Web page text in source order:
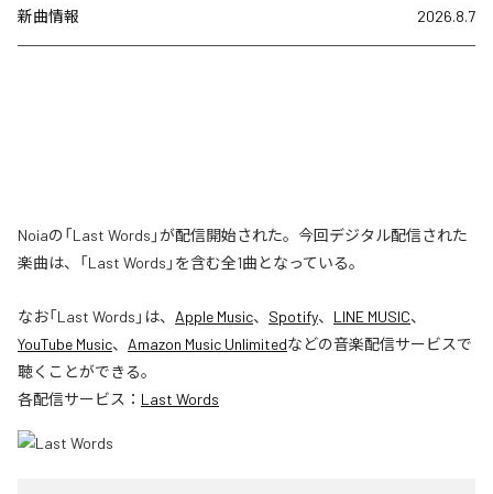
新曲情報 2026.8.7
Noiaの「Last Words」が配信開始された。今回デジタル配信された
楽曲は、「Last Words」を含む全1曲となっている。
なお「Last Words 」は、 Apple Music、 Spotify、 LINE MUSIC、
YouTube Music、 Amazon Music Unlimitedなどの音楽配信サービスで
聴くことができる。
各配信サービス： Last Words